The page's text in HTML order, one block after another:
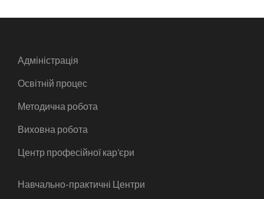
Адміністрація
Освітній процес
Методична робота
Виховна робота
Центр професійної кар’єри
Навчально-практичні Центри